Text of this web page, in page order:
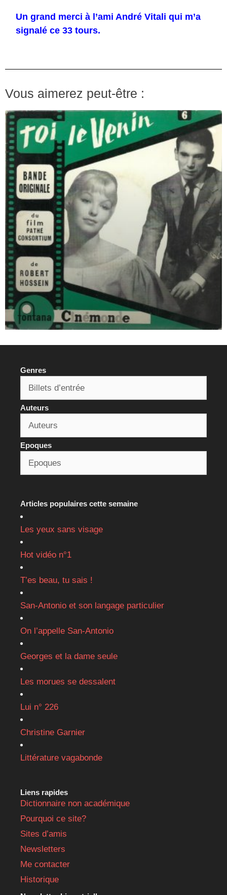
Un grand merci à l’ami André Vitali qui m’a
signalé ce 33 tours.
Vous aimerez peut-être :
Genres
Auteurs
Epoques
Articles populaires cette semaine
Les yeux sans visage
Hot vidéo n°1
T’es beau, tu sais !
San-Antonio et son langage particulier
On l’appelle San-Antonio
Georges et la dame seule
Les morues se dessalent
Lui n° 226
Christine Garnier
Littérature vagabonde
Liens rapides
Dictionnaire non académique
Pourquoi ce site?
Sites d’amis
Newsletters
Me contacter
Historique